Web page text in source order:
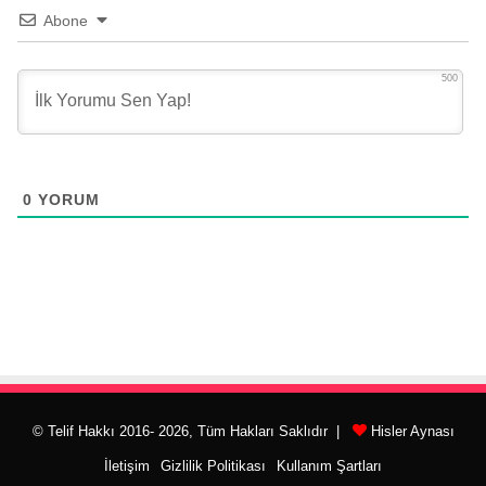
Abone
500
0 YORUM
© Telif Hakkı 2016- 2026, Tüm Hakları Saklıdır | Hisler Aynası
İletişim Gizlilik Politikası Kullanım Şartları